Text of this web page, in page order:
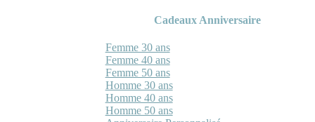
Cadeaux Anniversaire
Femme 30 ans
Femme 40 ans
Femme 50 ans
Homme 30 ans
Homme 40 ans
Homme 50 ans